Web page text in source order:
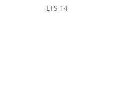
LTS 14